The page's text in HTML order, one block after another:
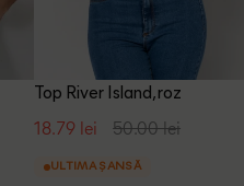
Top River Island, roz
18.79 lei 50.00 lei
ULTIMA ȘANSĂ